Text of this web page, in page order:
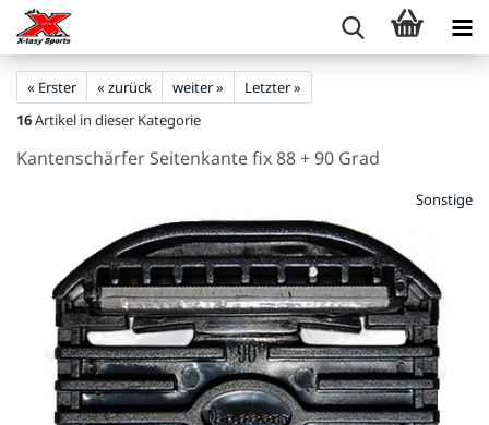
« Erster « zurück weiter »
Letzter »
16Artikel in dieser Kategorie
Kantenschärfer Seitenkante fix 88 + 90 Grad
Sonstige